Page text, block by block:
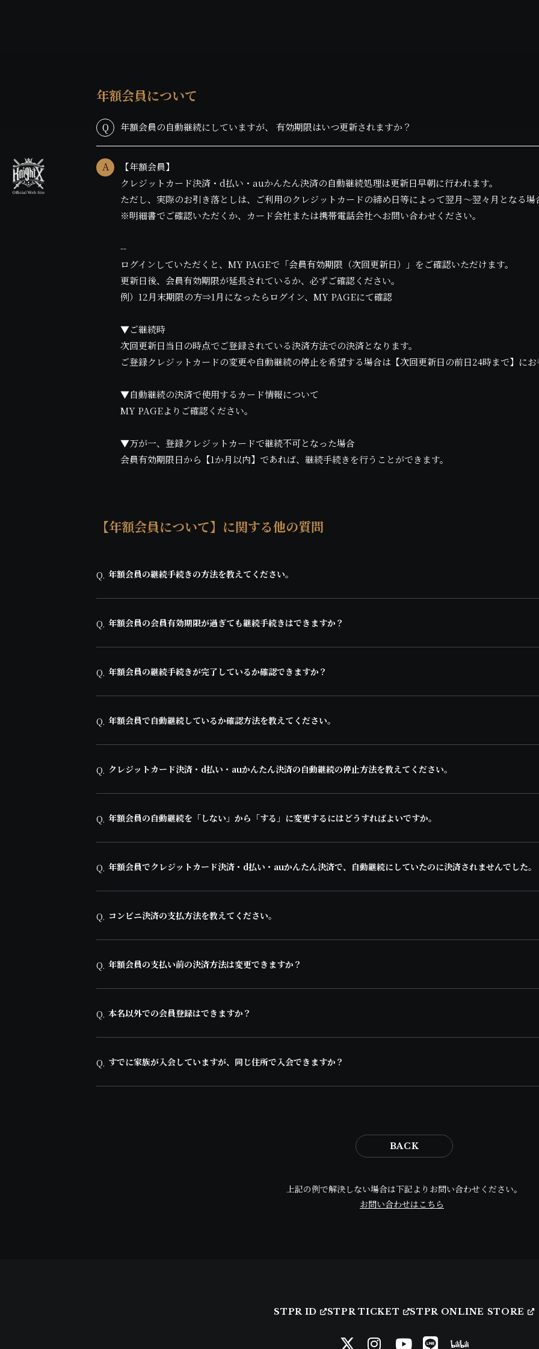
年額会員について
Q 年額会員の自動継続にしていますが、 有効期限はいつ更新されますか？
A
【年額会員】
クレジットカード決済・d払い・auかんたん決済の自動継続処理は更新日早朝に行われます。
ただし、実際のお引き落としは、ご利用のクレジットカードの締め日等によって翌月～翌々月となる場
※明細書でご確認いただくか、カード会社または携帯電話会社へお問い合わせください。
--
ログインしていただくと、MY PAGEで「会員有効期限（次回更新日）」をご確認いただけます。
更新日後、会員有効期限が延長されているか、必ずご確認ください。
例）12月末期限の方⇒1月になったらログイン、MY PAGEにて確認
▼ご継続時
次回更新日当日の時点でご登録されている決済方法での決済となります。
ご登録クレジットカードの変更や自動継続の停止を希望する場合は【次回更新日の前日24時まで】にお
▼自動継続の決済で使用するカード情報について
MY PAGEよりご確認ください。
▼万が一、登録クレジットカードで継続不可となった場合
会員有効期限日から【1か月以内】であれば、継続手続きを行うことができます。
【年額会員について】に関する他の質問
Q. 年額会員の継続手続きの方法を教えてください。
Q. 年額会員の会員有効期限が過ぎても継続手続きはできますか？
Q. 年額会員の継続手続きが完了しているか確認できますか？
Q. 年額会員で自動継続しているか確認方法を教えてください。
Q. クレジットカード決済・d払い・auかんたん決済の自動継続の停止方法を教えてください。
Q. 年額会員の自動継続を「しない」から「する」に変更するにはどうすればよいですか。
Q. 年額会員でクレジットカード決済・d払い・auかんたん決済で、自動継続にしていたのに決済されませんでした。
Q. コンビニ決済の支払方法を教えてください。
Q. 年額会員の支払い前の決済方法は変更できますか？
Q. 本名以外での会員登録はできますか？
Q. すでに家族が入会していますが、同じ住所で入会できますか？
BACK
上記の例で解決しない場合は下記よりお問い合わせください。
お問い合わせはこちら
STPR ID STPR TICKET STPR ONLINE STORE